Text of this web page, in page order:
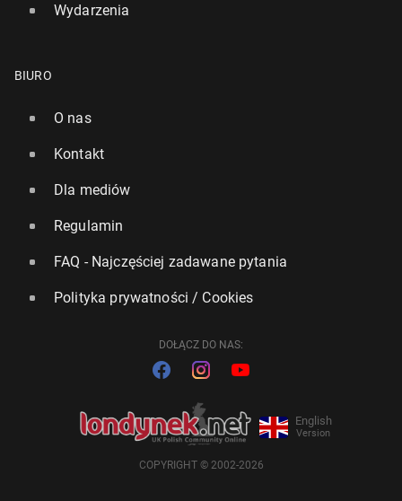
Wydarzenia
BIURO
O nas
Kontakt
Dla mediów
Regulamin
FAQ - Najczęściej zadawane pytania
Polityka prywatności / Cookies
DOŁĄCZ DO NAS:
English
Version
COPYRIGHT © 2002-2026